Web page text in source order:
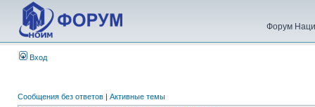
Форум
Вход
Сообщения без ответов | Активные темы